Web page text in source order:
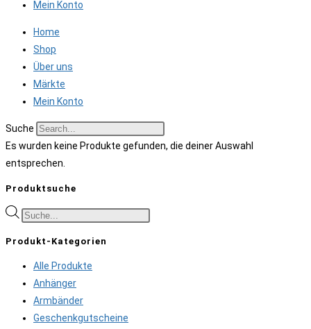
Mein Konto
Home
Shop
Über uns
Märkte
Mein Konto
Suche
Es wurden keine Produkte gefunden, die deiner Auswahl
entsprechen.
Produktsuche
Products
Produkt-Kategorien
Alle Produkte
Anhänger
Armbänder
Geschenkgutscheine